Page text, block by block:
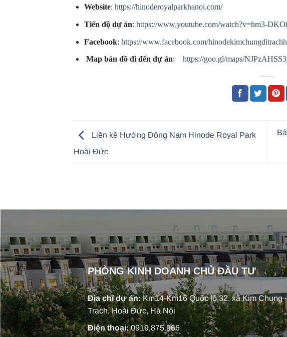
Website: https://hinoderoyalparkhanoi.com/
Tiến độ dự án: https://www.youtube.com/watch?v=hm3-
Facebook: https://www.facebook.com/
Map bản đồ đi đến dự án: https://goo.gl/maps/
Liền kề Hướng Đông Nam Hinode Royal Park
Hoài Đức
PHÒNG KINH DOANH CHỦ ĐẦU TƯ
Địa chỉ dự án:Km14-Km16 Quốc lộ 32, xã Kim Chung
Trạch, Hoài Đức, Hà Nội
Điện thoại:0919.875.966